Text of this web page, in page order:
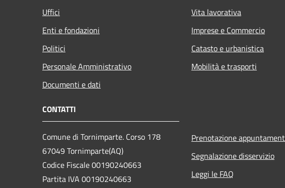
Uffici
Enti e fondazioni
Politici
Personale Amministrativo
Documenti e dati
Vita lavorativa
Imprese e Commercio
Catasto e urbanistica
Mobilità e trasporti
CONTATTI
Comune di Tornimparte. Corso 178
67049 Tornimparte(AQ)
Codice Fiscale 00190240663
Partita IVA 00190240663
Prenotazione
Segnalazione disservizio
Leggi le FAQ